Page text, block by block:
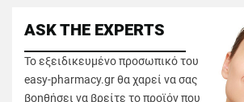
ASK THE EXPERTS
Το εξειδικευμένο προσωπικό του
easy-pharmacy.gr θα χαρεί να σας
βοηθήσει να βρείτε το προϊόν που